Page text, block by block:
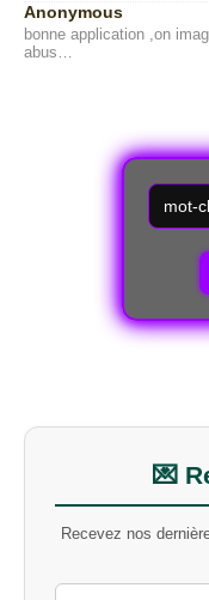
Anonymous
bonne application ,on
abus…
R
e
c
m
o
t
-
l
💌
Recevez nos